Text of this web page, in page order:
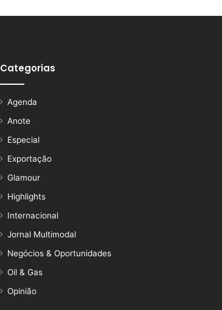
Categorias
Agenda
Anote
Especial
Exportação
Glamour
Highlights
Internacional
Jornal Multimodal
Negócios & Oportunidades
Oil & Gas
Opinião